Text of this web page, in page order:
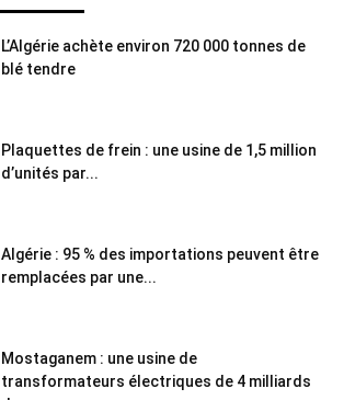
L’Algérie achète environ 720 000 tonnes de
blé tendre
Plaquettes de frein : une usine de 1,5 million
d’unités par...
Algérie : 95 % des importations peuvent être
remplacées par une...
Mostaganem : une usine de
transformateurs électriques de 4 milliards